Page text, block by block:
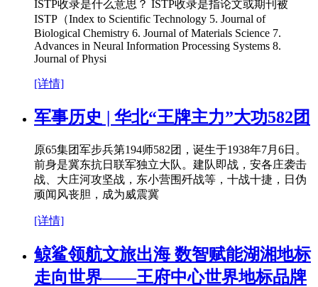
ISTP收录是什么意思？ ISTP收录是指论文或期刊被
ISTP（Index to Scientific Technology 5. Journal of
Biological Chemistry 6. Journal of Materials Science 7.
Advances in Neural Information Processing Systems 8.
Journal of Physi
[详情]
军事历史 | 华北“王牌主力”大功582团
原65集团军步兵第194师582团，诞生于1938年7月6日。
前身是冀东抗日联军独立大队。建队即战，安各庄袭击
战、大庄河攻坚战，东小营围歼战等，十战十捷，日伪
顽闻风丧胆，成为威震冀
[详情]
鲸鲨领航文旅出海 数智赋能湖湘地标
走向世界——王府中心世界地标品牌